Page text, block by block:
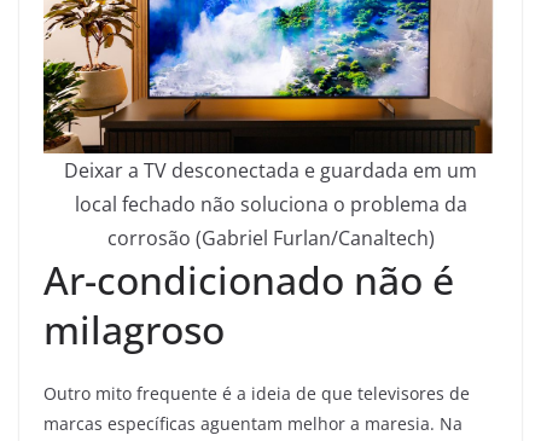
Deixar a TV desconectada e guardada em um
local fechado não soluciona o problema da
corrosão (Gabriel Furlan/Canaltech)
Ar-condicionado não é
milagroso
Outro mito frequente é a ideia de que televisores de
marcas específicas aguentam melhor a maresia. Na